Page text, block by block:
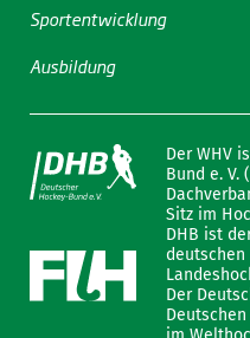
Sportentwicklung
Ausbildung
Der WHV
Bund e. V.
Sitz im
DHB ist
deutschen
Der